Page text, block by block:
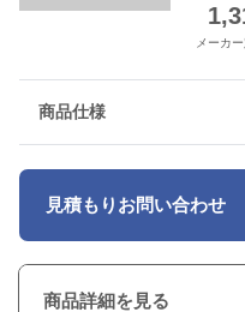
メーカ
商品仕様
見積もり お問い合わせ
商品詳細を見る